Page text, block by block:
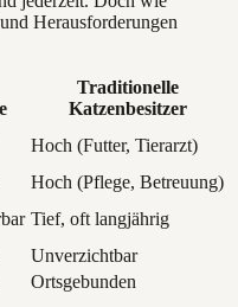
Herausforderungen
Traditionelle
Katzenbesitzer
Hoch (Futter, Tierarzt)
Hoch (Pflege, Betreuung)
Tief, oft langjährig
Unverzichtbar
Ortsgebunden